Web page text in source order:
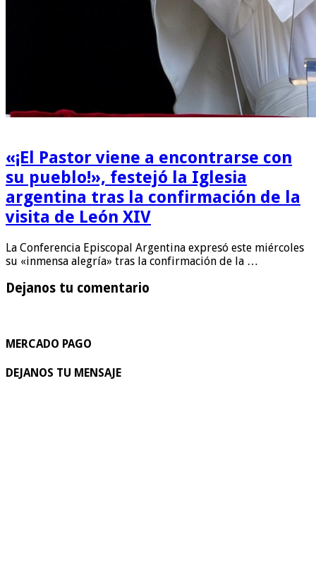
«¡El Pastor viene a encontrarse con
su pueblo!», festejó la Iglesia
argentina tras la confirmación de la
visita de León XIV
La Conferencia Episcopal Argentina expresó este miércoles
su «inmensa alegría» tras la confirmación de la …
Dejanos tu comentario
MERCADO PAGO
DEJANOS TU MENSAJE